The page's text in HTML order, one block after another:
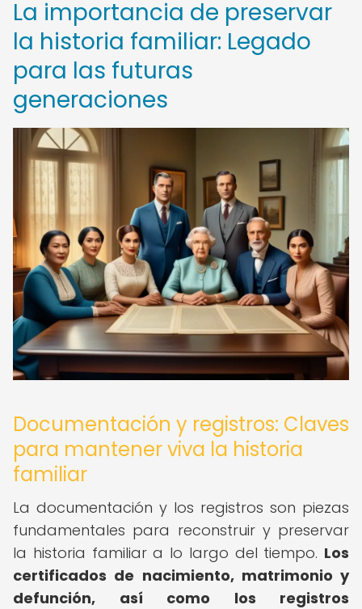
La importancia de preservar
la historia familiar: Legado
para las futuras
generaciones
Documentación y registros: Claves
para mantener viva la historia
familiar
La documentación y los registros son piezas
fundamentales para reconstruir y preservar
la historia familiar a lo largo del tiempo. Los
certificados de nacimiento, matrimonio y
defunción, así como los registros